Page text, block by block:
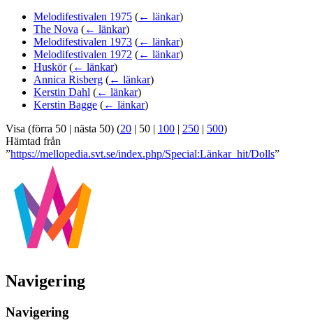
Melodifestivalen 1975 (← länkar)
The Nova (← länkar)
Melodifestivalen 1973 (← länkar)
Melodifestivalen 1972 (← länkar)
Huskör (← länkar)
Annica Risberg (← länkar)
Kerstin Dahl (← länkar)
Kerstin Bagge (← länkar)
Visa (förra 50 | nästa 50) (20 | 50 | 100 | 250 | 500)
Hämtad från
”https://mellopedia.svt.se/index.php/Special:Länkar_hit/Dolls”
Navigering
Navigering